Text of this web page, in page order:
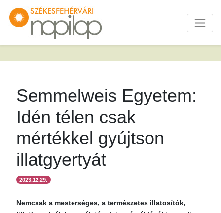
Semmelweis Egyetem:
Idén télen csak
mértékkel gyújtson
illatgyertyát
2023.12.29.
Nemcsak a mesterséges, a természetes illatosítók,